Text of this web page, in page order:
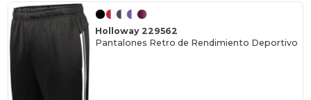
Holloway 229562
Pantalones Retro de Rendimiento Deportivo